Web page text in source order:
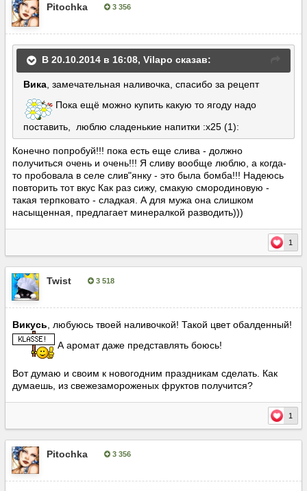
Pitochka 3 356
В 20.10.2014 в 16:08, Vilapo сказав:
Вика , замечательная наливочка, спасибо за рецепт
Пока ещё можно купить какую то ягоду надо
поставить, люблю сладенькие напитки :x25 (1):
Конечно попробуй!!! пока есть еще слива - должно
получиться очень и очень!!! Я сливу вообще люблю, а когда-
то пробовала в селе слив"янку - это была бомба!!! Надеюсь
повторить тот вкус Как раз сижу, смакую смородиновую -
такая терпковато - сладкая. А для мужа она слишком
насыщенная, предлагает минералкой разводить)))
1
Twist 3 518
Викусь , любуюсь твоей наливочкой! Такой цвет обалденный!
А аромат даже представлять боюсь!
Вот думаю и своим к новогодним праздникам сделать. Как
думаешь, из свежезамороженых фруктов получится?
1
Pitochka 3 356